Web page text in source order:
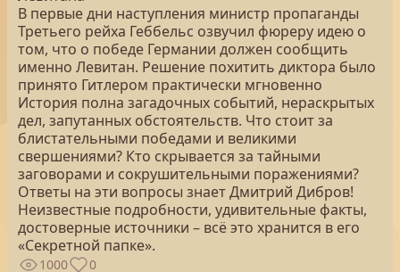
В первые дни наступления министр пропаганды
Третьего рейха Геббельс озвучил фюреру идею о
том, что о победе Германии должен сообщить
именно Левитан. Решение похитить диктора было
принято Гитлером практически мгновенно
История полна загадочных событий, нераскрытых
дел, запутанных обстоятельств. Что стоит за
блистательными победами и великими
свершениями? Кто скрывается за тайными
заговорами и сокрушительными поражениями?
Ответы на эти вопросы знает Дмитрий Дибров!
Неизвестные подробности, удивительные факты,
достоверные источники – всё это хранится в его
«Секретной папке».
1000 0